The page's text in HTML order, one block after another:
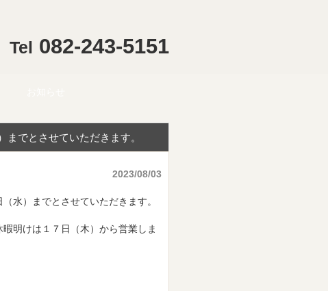
Tel 082-243-5151
でとさせていただきます。
2023/08/03
水）までとさせていただきます。
明けは１７日（木）から営業しま